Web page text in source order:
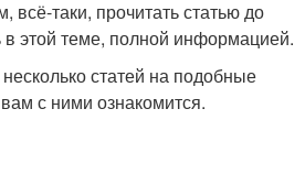
всё-таки, прочитать статью до
в этой теме, полной информацией.
статей на подобные
с ними ознакомится.